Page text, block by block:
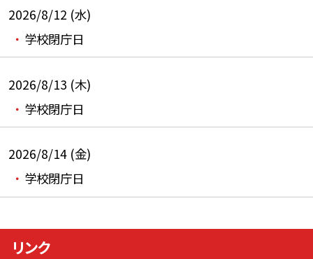
2026/8/12 (水)
学校閉庁日
2026/8/13 (木)
学校閉庁日
2026/8/14 (金)
学校閉庁日
リンク